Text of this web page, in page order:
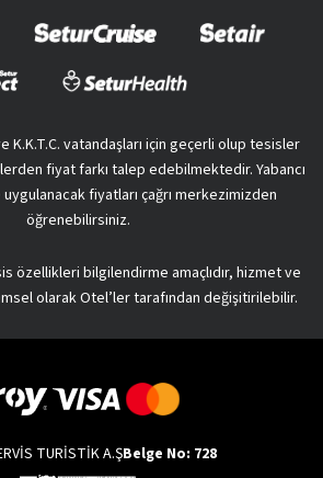
K.K.T.C. vatandaşları için geçerli olup tesisler
fiyat farkı talep edebilmektedir. Yabancı
fiyatları çağrı merkezimizden
öğrenebilirsiniz.
özellikleri bilgilendirme amaçlıdır, hizmet ve
olarak Otel’ler tarafından değişitirilebilir.
TURİSTİK A.ŞBelge No: 728